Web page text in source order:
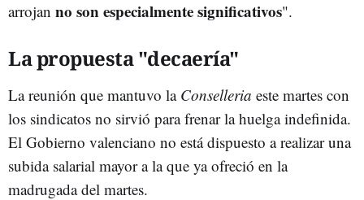
arrojan no son especialmente significativos".
La propuesta "decaería"
La reunión que mantuvo la Conselleria este martes con
los sindicatos no sirvió para frenar la huelga indefinida.
El Gobierno valenciano no está dispuesto a realizar una
subida salarial mayor a la que ya ofreció en la
madrugada del martes.